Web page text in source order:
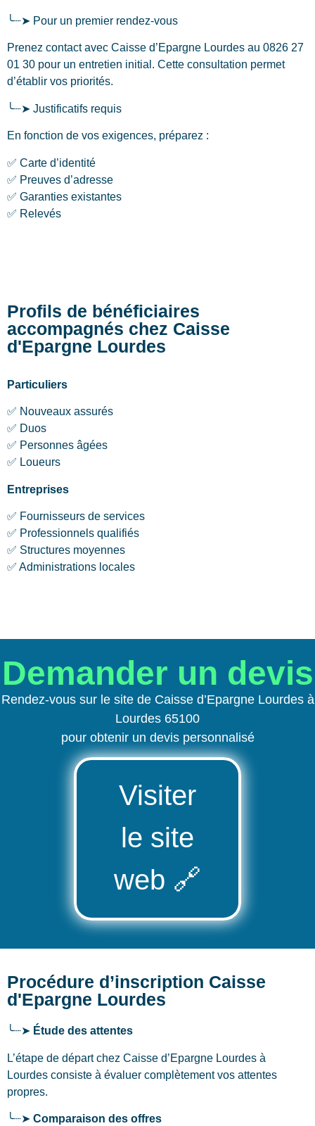
╰┈➤ Pour un premier rendez-vous
Prenez contact avec Caisse d’Epargne Lourdes au 0826 27
01 30 pour un entretien initial. Cette consultation permet
d’établir vos priorités.
╰┈➤ Justificatifs requis
En fonction de vos exigences, préparez :
✅ Carte d’identité
✅ Preuves d’adresse
✅ Garanties existantes
✅ Relevés
Profils de bénéficiaires
accompagnés chez Caisse
d'Epargne Lourdes
Particuliers
✅ Nouveaux assurés
✅ Duos
✅ Personnes âgées
✅ Loueurs
Entreprises
✅ Fournisseurs de services
✅ Professionnels qualifiés
✅ Structures moyennes
✅ Administrations locales
Demander un devis
Rendez-vous sur le site de Caisse d’Epargne Lourdes à
Lourdes 65100
pour obtenir un devis personnalisé
Visiter
le site
web 🔗
Procédure d’inscription Caisse
d'Epargne Lourdes
╰┈➤ Étude des attentes
L’étape de départ chez Caisse d’Epargne Lourdes à
Lourdes consiste à évaluer complètement vos attentes
propres.
╰┈➤ Comparaison des offres